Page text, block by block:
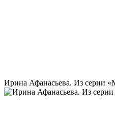
Ирина Афанасьева. Из серии